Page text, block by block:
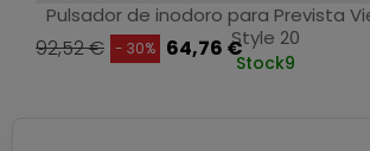
Pulsador de inodoro para Prevista
Style 20
92,52 € - 30% 64,76 €
Stock9